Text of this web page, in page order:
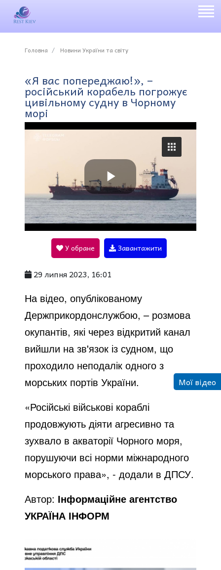
Головна Новини України та світу
«Я вас попереджаю!», –
російський корабель погрожує
цивільному судну в Чорному
морі
P
l
a
y
V
i
d
e
o
У обране Завантажити
29 липня 2023, 16:01
На відео, опублікованому
Держприкордонслужбою, – розмова
окупантів, які через відкритий канал
вийшли на зв'язок із судном, що
проходило неподалік одного з
морських портів України.
«Російські військові кораблі
продовжують діяти агресивно та
зухвало в акваторії Чорного моря,
порушуючи всі норми міжнародного
морського права», - додали в ДПСУ.
Автор: Інформаційне агентство
УКРАЇНА ІНФОРМ
Мої відео